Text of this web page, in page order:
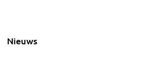
Nieuws